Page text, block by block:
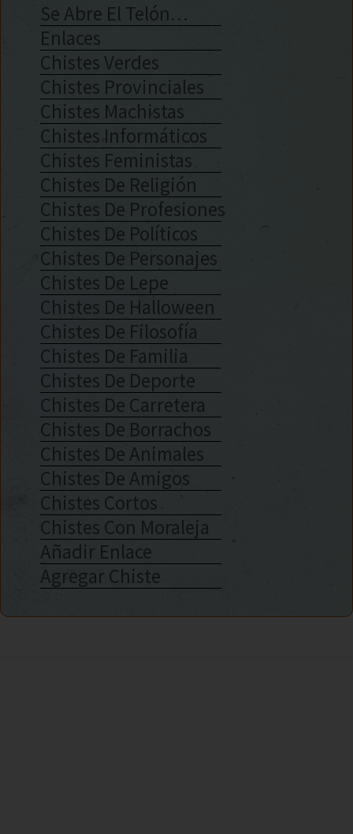
Se Abre El Telón…
Enlaces
Chistes Verdes
Chistes Provinciales
Chistes Machistas
Chistes Informáticos
Chistes Feministas
Chistes De Religión
Chistes De Profesiones
Chistes De Políticos
Chistes De Personajes
Chistes De Lepe
Chistes De Halloween
Chistes De Filosofía
Chistes De Familia
Chistes De Deporte
Chistes De Carretera
Chistes De Borrachos
Chistes De Animales
Chistes De Amigos
Chistes Cortos
Chistes Con Moraleja
Añadir Enlace
Agregar Chiste